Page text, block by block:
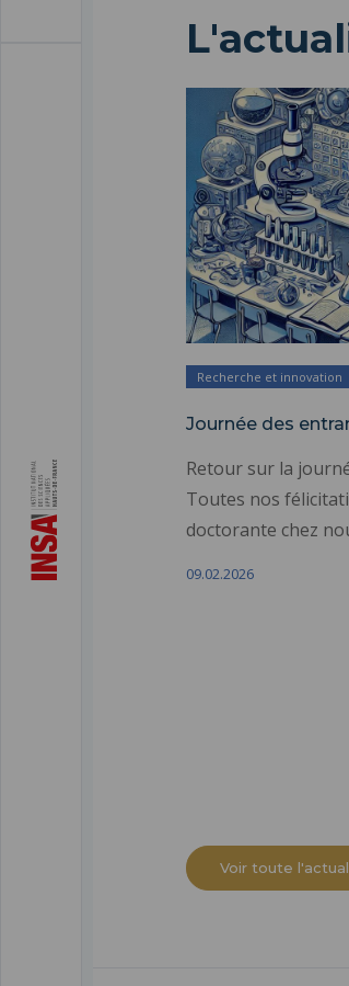
Recherche et innovation
Journée des
Retour sur la
Toutes nos
doctorante chez
09.02.2026
Voir toute